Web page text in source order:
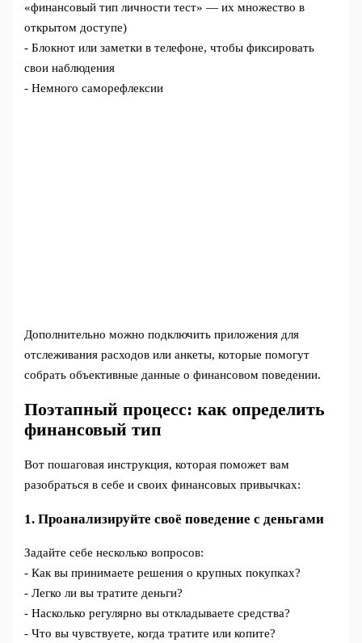
«финансовый тип личности тест» — их множество в
открытом доступе)
- Блокнот или заметки в телефоне, чтобы фиксировать
свои наблюдения
- Немного саморефлексии
Дополнительно можно подключить приложения для
отслеживания расходов или анкеты, которые помогут
собрать объективные данные о финансовом поведении.
Поэтапный процесс: как определить
финансовый тип
Вот пошаговая инструкция, которая поможет вам
разобраться в себе и своих финансовых привычках:
1. Проанализируйте своё поведение с деньгами
Задайте себе несколько вопросов:
- Как вы принимаете решения о крупных покупках?
- Легко ли вы тратите деньги?
- Насколько регулярно вы откладываете средства?
- Что вы чувствуете, когда тратите или копите?